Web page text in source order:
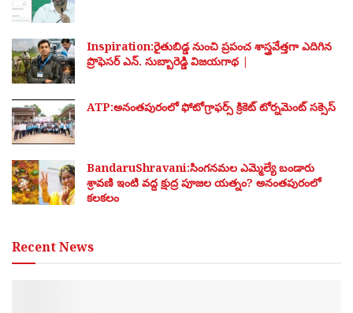
Inspiration:రైతుబిడ్డ నుంచి ప్రపంచ శాస్త్రవేత్తగా ఎదిగిన
ప్రొఫెసర్ ఎన్. సుబ్బారెడ్డి విజయగాథ |
ATP:అనంతపురంలో ఫోటోగ్రాఫర్స్ క్రికెట్ టోర్నమెంట్ సక్సెస్
BandaruShravani:సింగనమల ఎమ్మెల్యే బండారు
శ్రావణి ఇంటి వద్ద క్షుద్ర పూజల యత్నం? అనంతపురంలో
కలకలం
Recent News